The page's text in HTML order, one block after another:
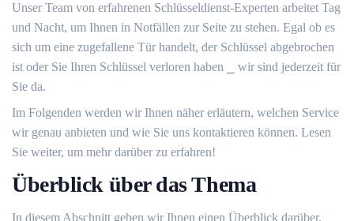
Unser Team von erfahrenen Schlüsseldienst-Experten arbeitet Tag
und Nacht, um Ihnen in Notfällen zur Seite zu stehen.​ Egal ob es
sich um eine zugefallene Tür handelt, der Schlüssel abgebrochen
ist oder Sie Ihren Schlüssel verloren haben ⎯ wir sind jederzeit für
Sie da.​
Im Folgenden werden wir Ihnen näher erläutern, welchen Service
wir genau anbieten und wie Sie uns kontaktieren können.​ Lesen
Sie weiter, um mehr darüber zu erfahren!​
Überblick über das Thema
In diesem Abschnitt geben wir Ihnen einen Überblick darüber,